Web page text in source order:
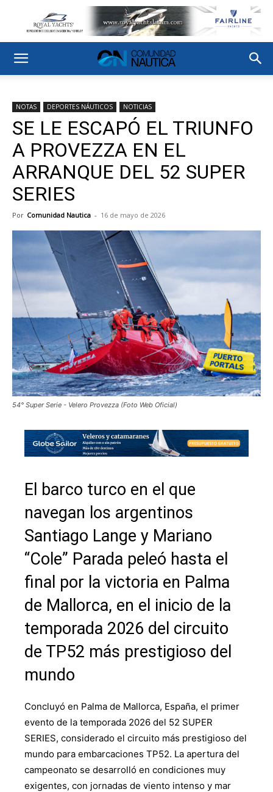
NOTAS DEPORTES NÁUTICOS NOTICIAS
SE LE ESCAPÓ EL TRIUNFO
A PROVEZZA EN EL
ARRANQUE DEL 52 SUPER
SERIES
Por Comunidad Nautica - 16 de mayo de 2026
54° Super Serie - Velero Provezza (Foto Web Oficial)
El barco turco en el que
navegan los argentinos
Santiago Lange y Mariano
“Cole” Parada peleó hasta el
final por la victoria en Palma
de Mallorca, en el inicio de la
temporada 2026 del circuito
de TP52 más prestigioso del
mundo
Concluyó en Palma de Mallorca, España, el primer
evento de la temporada 2026 del 52 SUPER
SERIES, considerado el circuito más prestigioso del
mundo para embarcaciones TP52. La apertura del
campeonato se desarrolló en condiciones muy
exigentes, con jornadas de viento intenso y mar